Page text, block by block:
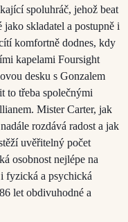
spoluhráč, jehož beat
skladatel a postupně i
komfortně dodnes, kdy
kapelami Foursight
desku s Gonzalem
to třeba společnými
Mister Carter, jak
rozdává radost a jak
uvěřitelný počet
osobnost nejlépe na
fyzická a psychická
let obdivuhodné a